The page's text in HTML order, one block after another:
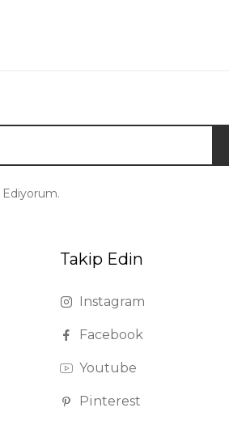
Takip Edin
Instagram
Facebook
Youtube
Pinterest